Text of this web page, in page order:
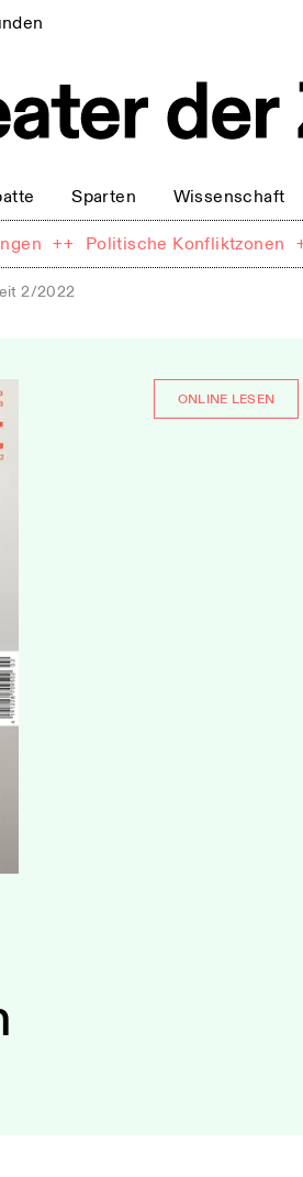
Sparten Wissenschaft
++ Politische Konfliktzonen
2/2022
ONLINE LESEN